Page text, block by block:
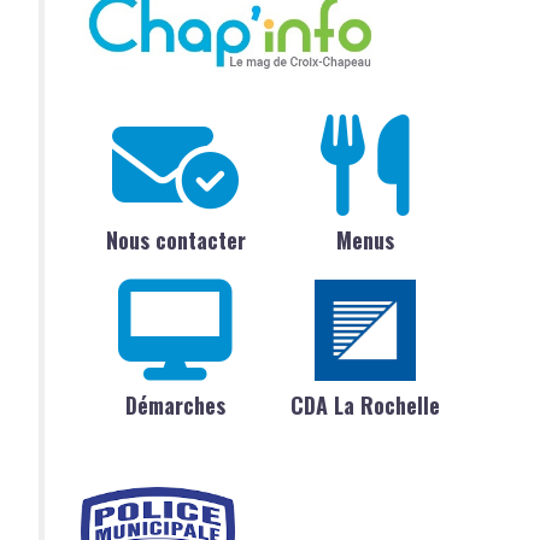
Nous contacter Menus
Démarches CDA La Rochelle